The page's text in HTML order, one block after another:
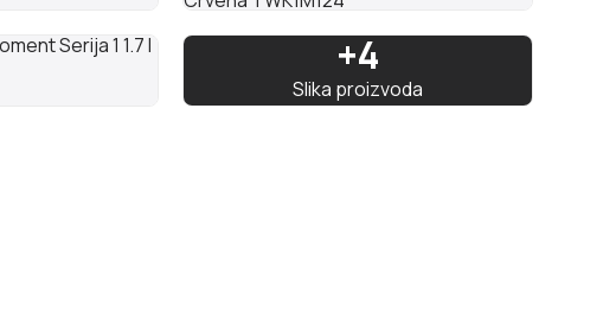
+4
Slika proizvoda